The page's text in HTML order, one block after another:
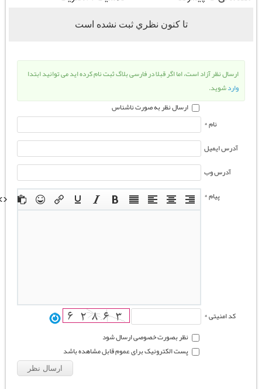
تا كنون نظري ثبت نشده است
ارسال نظر آزاد است، اما اگر قبلا در فارسی بلاگ ثبت نام کرده اید می توانید ابتدا
واردشوید.
ارسال نظر به صورت ناشناس
نام *
آدرس ایمیل
آدرس وب
پیام *
کد امنیتی *
نظر بصورت خصوصی ارسال شود
پست الکترونیک برای عموم قابل مشاهده باشد